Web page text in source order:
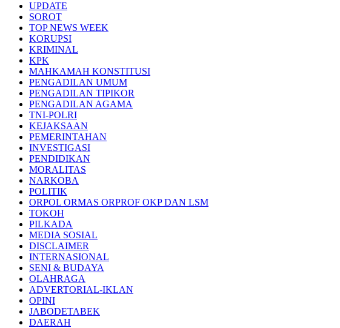
UPDATE
SOROT
TOP NEWS WEEK
KORUPSI
KRIMINAL
KPK
MAHKAMAH KONSTITUSI
PENGADILAN UMUM
PENGADILAN TIPIKOR
PENGADILAN AGAMA
TNI-POLRI
KEJAKSAAN
PEMERINTAHAN
INVESTIGASI
PENDIDIKAN
MORALITAS
NARKOBA
POLITIK
ORPOL ORMAS ORPROF OKP DAN LSM
TOKOH
PILKADA
MEDIA SOSIAL
DISCLAIMER
INTERNASIONAL
SENI & BUDAYA
OLAHRAGA
ADVERTORIAL-IKLAN
OPINI
JABODETABEK
DAERAH